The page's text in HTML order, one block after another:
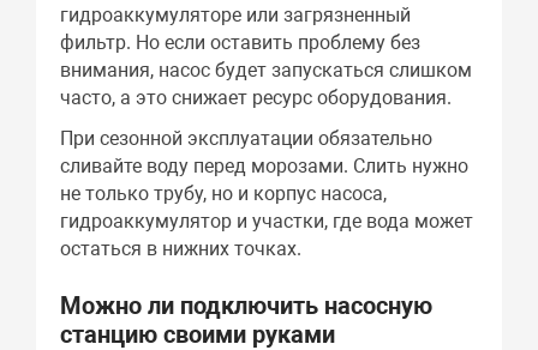
гидроаккумуляторе или загрязненный
фильтр. Но если оставить проблему без
внимания, насос будет запускаться слишком
часто, а это снижает ресурс оборудования.
При сезонной эксплуатации обязательно
сливайте воду перед морозами. Слить нужно
не только трубу, но и корпус насоса,
гидроаккумулятор и участки, где вода может
остаться в нижних точках.
Можно ли подключить насосную
станцию своими руками